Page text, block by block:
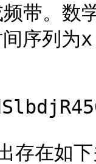
频带。
序列为
存在如